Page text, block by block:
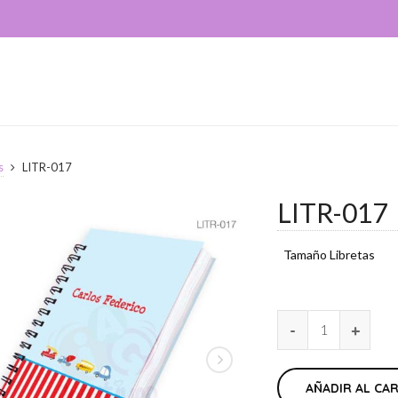
LITR-017
LITR-017
Tamaño Libretas
AÑADIR AL